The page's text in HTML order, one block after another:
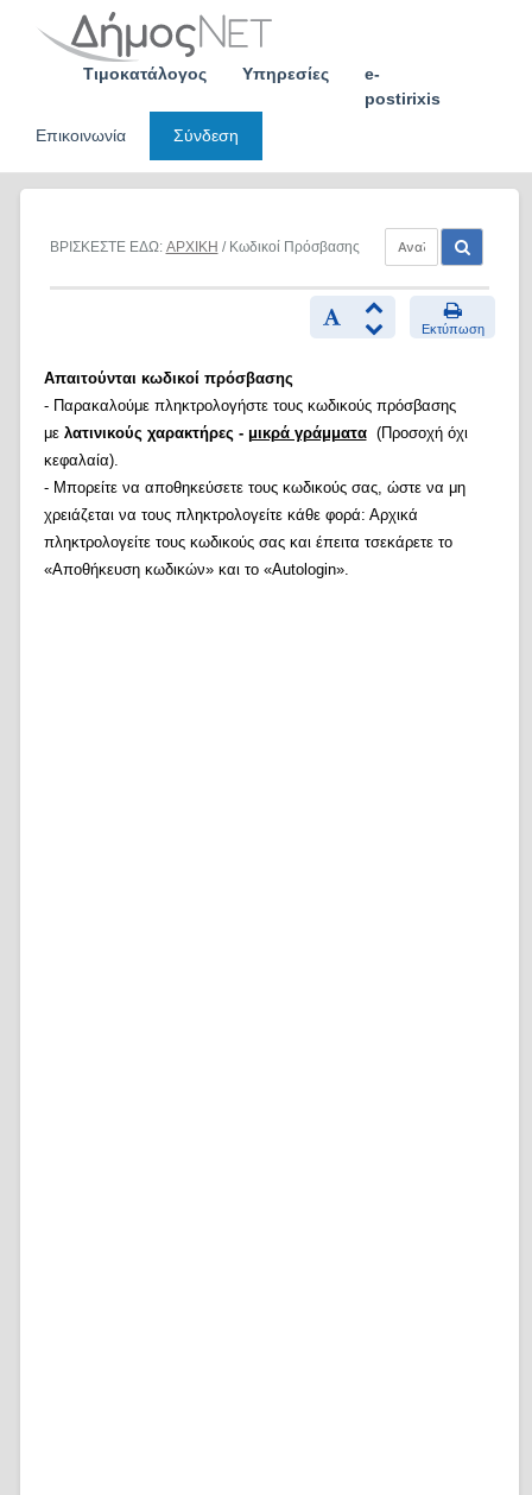
Τιμοκατάλογος Υπηρεσίες
e-
postirixis
Επικοινωνία
Σύνδεση
ΒΡΙΣΚΕΣΤΕ ΕΔΩ: ΑΡΧΙΚΗ / Κωδικοί Πρόσβασης
Εκτύπωση
Απαιτούνται κωδικοί πρόσβασης
- Παρακαλούμε πληκτρολογήστε τους κωδικούς πρόσβασης
με λατινικούς χαρακτήρες - μικρά γράμματα(Προσοχή όχι
κεφαλαία).
- Μπορείτε να αποθηκεύσετε τους κωδικούς σας, ώστε να μη
χρειάζεται να τους πληκτρολογείτε κάθε φορά: Αρχικά
πληκτρολογείτε τους κωδικούς σας και έπειτα τσεκάρετε το
«Αποθήκευση κωδικών» και το «Autologin».